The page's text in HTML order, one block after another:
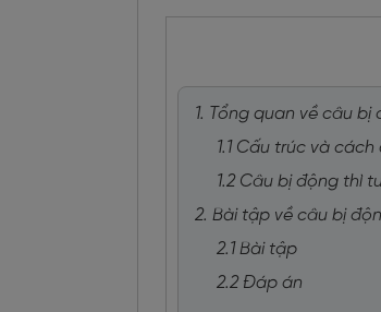
1. Tổng quan về câu
1.1 Cấu trúc và
1.2 Câu bị động thì
2. Bài tập về câu bị
2.1 Bài tập
2.2 Đáp án